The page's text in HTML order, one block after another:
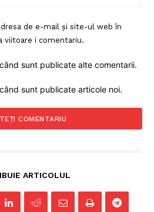
ROMÂNIA
de e-mail și site-ul web în
viitoare i comentariu.
sunt publicate alte comentarii.
sunt publicate articole noi.
ARTICOLUL